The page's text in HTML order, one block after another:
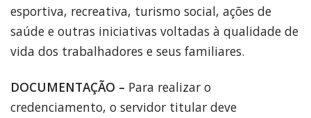
esportiva, recreativa, turismo social, ações de
saúde e outras iniciativas voltadas à qualidade de
vida dos trabalhadores e seus familiares.
DOCUMENTAÇÃO – Para realizar o
credenciamento, o servidor titular deve